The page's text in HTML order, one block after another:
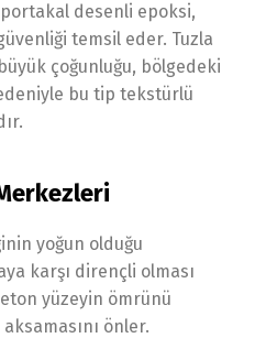
desenli epoksi,
temsil eder. Tuzla
çoğunluğu, bölgedeki
bu tip tekstürlü
yoğun olduğu
karşı dirençli olması
yüzeyin ömrünü
önler.